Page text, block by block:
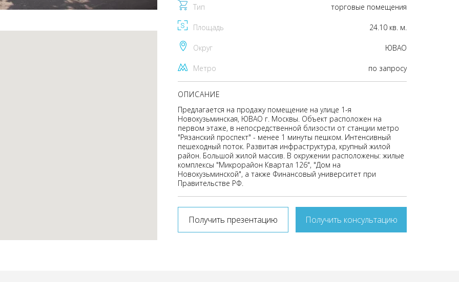
Тип торговые помещения
Площадь 24.10 кв. м.
Округ ЮВАО
Метро по запросу
ОПИСАНИЕ
Предлагается на продажу помещение на улице 1-я
Новокузьминская, ЮВАО г. Москвы. Объект расположен на
первом этаже, в непосредственной близости от станции метро
"Рязанский проспект" - менее 1 минуты пешком. Интенсивный
пешеходный поток. Развитая инфраструктура, крупный жилой
район. Большой жилой массив. В окружении расположены: жилые
комплексы "Микрорайон Квартал 126", "Дом на
Новокузьминской", а также Финансовый университет при
Правительстве РФ.
Получить презентацию Получить консультацию